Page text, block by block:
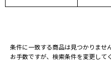
条件に一致する商品は見つかりませ
お手数ですが、検索条件を変更して